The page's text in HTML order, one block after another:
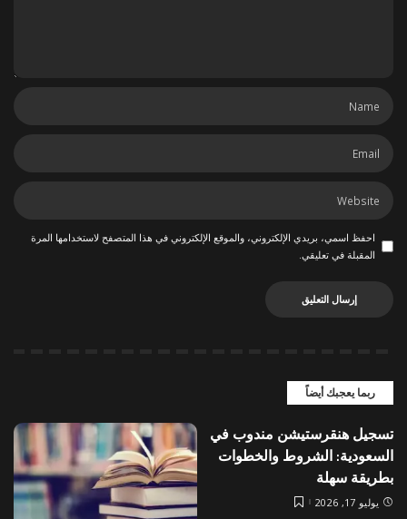
احفظ اسمي، بريدي الإلكتروني، والموقع الإلكتروني في هذا المتصفح لاستخدامها المرة
المقبلة في تعليقي.
ربما يعجبك أيضاً
تسجيل هنقرستيشن مندوب في
السعودية: الشروط والخطوات
بطريقة سهلة
يوليو 17, 2026